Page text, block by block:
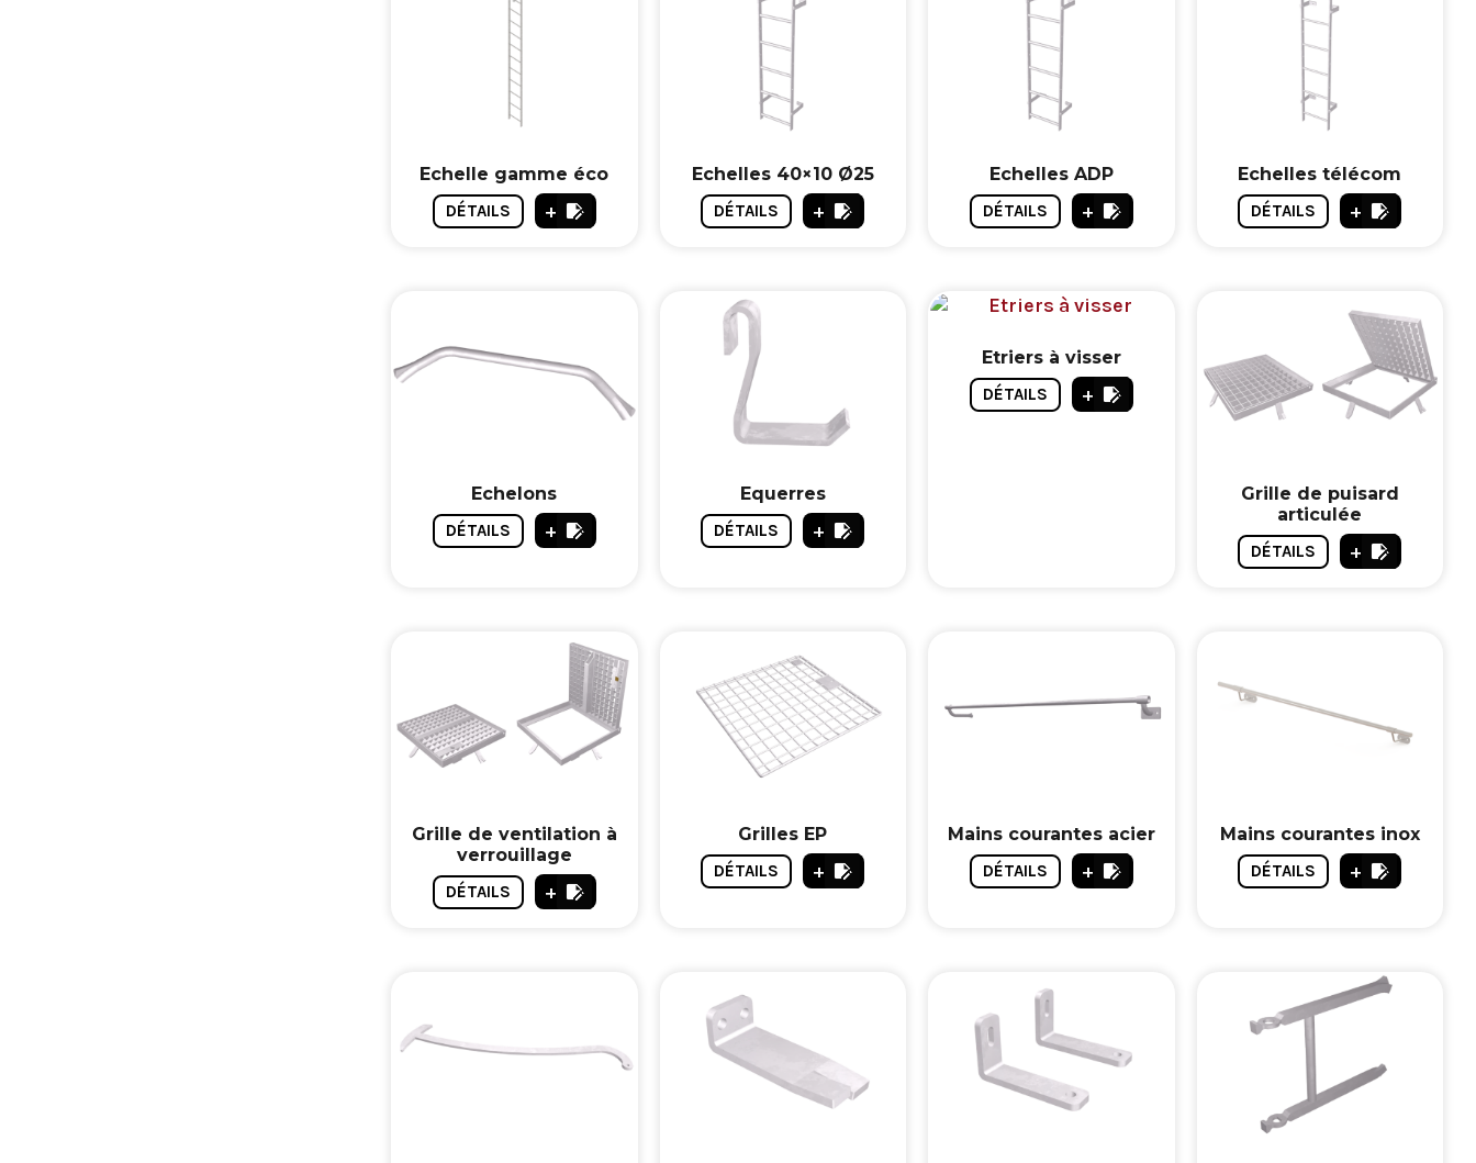
Echelle gamme éco
DÉTAILS +
Echelles 40×10 Ø25
DÉTAILS +
Echelles ADP
DÉTAILS +
Echelles télécom
DÉTAILS +
Echelons
DÉTAILS +
Equerres
DÉTAILS +
Etriers à visser
DÉTAILS +
Grille de puisard
articulée
DÉTAILS +
Grille de ventilation à
verrouillage
DÉTAILS +
Grilles EP
DÉTAILS +
Mains courantes acier
DÉTAILS +
Mains courantes inox
DÉTAILS +